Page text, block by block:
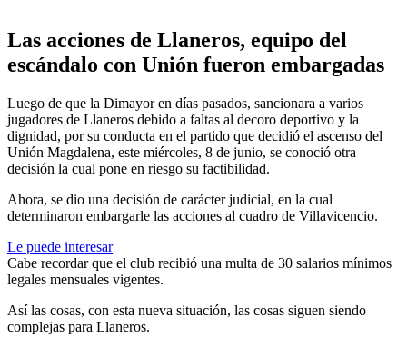
Las acciones de Llaneros, equipo del
escándalo con Unión fueron embargadas
Luego de que la Dimayor en días pasados, sancionara a varios
jugadores de Llaneros debido a faltas al decoro deportivo y la
dignidad, por su conducta en el partido que decidió el ascenso del
Unión Magdalena, este miércoles, 8 de junio, se conoció otra
decisión la cual pone en riesgo su factibilidad.
Ahora, se dio una decisión de carácter judicial, en la cual
determinaron embargarle las acciones al cuadro de Villavicencio.
Le puede interesar
Cabe recordar que el club recibió una multa de 30 salarios mínimos
legales mensuales vigentes.
Así las cosas, con esta nueva situación, las cosas siguen siendo
complejas para Llaneros.